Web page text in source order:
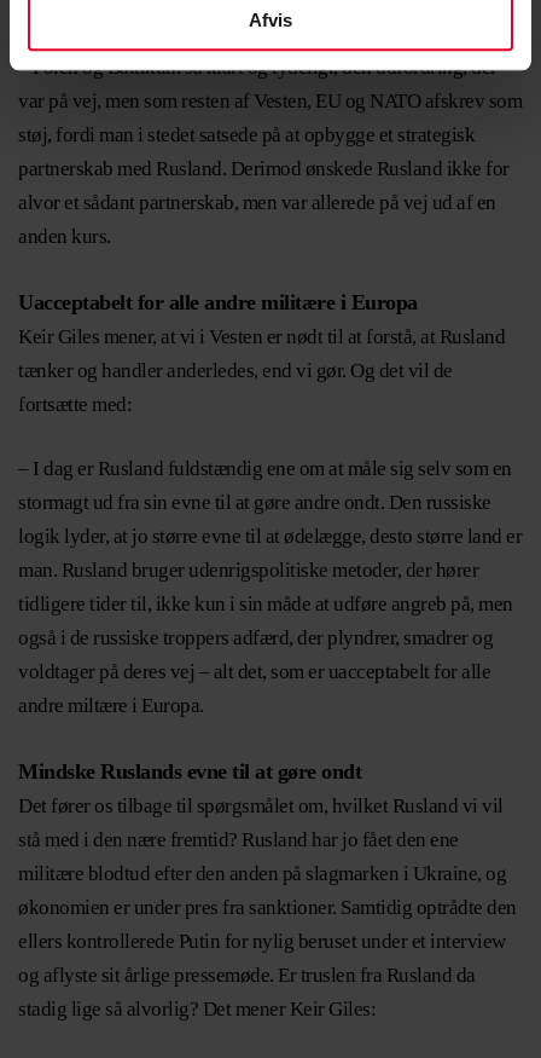
Afvis
– Polen og Baltikum så klart og tydeligt, den udfordring, der
var på vej, men som resten af Vesten, EU og NATO afskrev som
støj, fordi man i stedet satsede på at opbygge et strategisk
partnerskab med Rusland. Derimod ønskede Rusland ikke for
alvor et sådant partnerskab, men var allerede på vej ud af en
anden kurs.
Uacceptabelt for alle andre militære i Europa
Keir Giles mener, at vi i Vesten er nødt til at forstå, at Rusland
tænker og handler anderledes, end vi gør. Og det vil de
fortsætte med:
– I dag er Rusland fuldstændig ene om at måle sig selv som en
stormagt ud fra sin evne til at gøre andre ondt. Den russiske
logik lyder, at jo større evne til at ødelægge, desto større land er
man. Rusland bruger udenrigspolitiske metoder, der hører
tidligere tider til, ikke kun i sin måde at udføre angreb på, men
også i de russiske troppers adfærd, der plyndrer, smadrer og
voldtager på deres vej – alt det, som er uacceptabelt for alle
andre miltære i Europa.
Mindske Ruslands evne til at gøre ondt
Det fører os tilbage til spørgsmålet om, hvilket Rusland vi vil
stå med i den nære fremtid? Rusland har jo fået den ene
militære blodtud efter den anden på slagmarken i Ukraine, og
økonomien er under pres fra sanktioner. Samtidig optrådte den
ellers kontrollerede Putin for nylig beruset under et interview
og aflyste sit årlige pressemøde. Er truslen fra Rusland da
stadig lige så alvorlig? Det mener Keir Giles: